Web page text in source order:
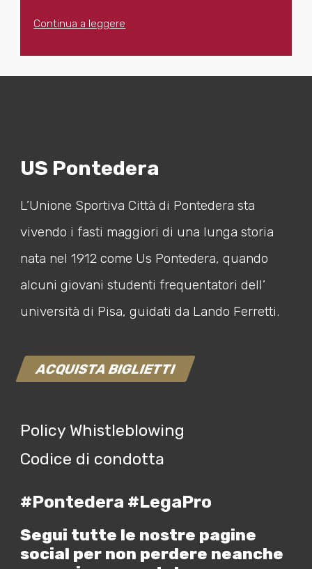
Continua a leggere
US Pontedera
L’Unione Sportiva Città di Pontedera sta
vivendo i fasti maggiori di una lunga storia
nata nel 1912 come Us Pontedera, quando
alcuni giovani studenti frequentatori dell’
università di Pisa, guidati da Lando Ferretti.
ACQUISTA BIGLIETTI
Policy Whistleblowing
Codice di condotta
#Pontedera #LegaPro
Segui tutte le nostre pagine
social per non perdere neanche